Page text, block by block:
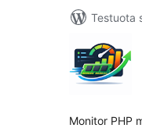
Testuota
Monitor PHP